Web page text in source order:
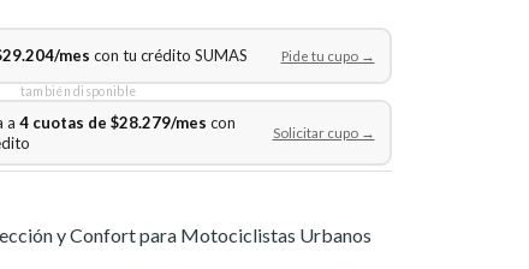
mes con tu crédito SUMAS Pide tu cupo →
también disponible
a 4 cuotas de $28.279/mes con
Solicitar cupo →
y Confort para Motociclistas Urbanos